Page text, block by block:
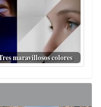
maravillosos colores